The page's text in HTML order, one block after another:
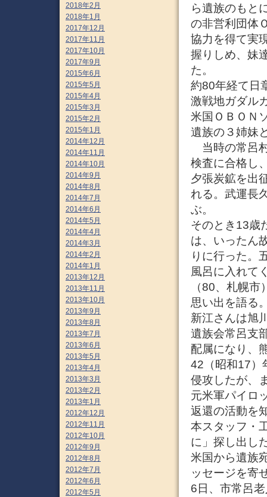
ら遺族のもと
の非営利団体
協力を得て実
握りしめ、妹
た。
約80年経て日
激戦地ガダル
米国ＯＢＯＮ
遺族の３姉妹
当時の常呂
検査に合格し
夕張炭鉱を出
れる。武運長
ぶ。
そのとき13歳
は、いったん
りに行った。
風呂に入れて
（80、札幌
思い出を語る
新江さんは旭
遺族会常呂支
配属になり、
42（昭和17）
侵攻したが、
元米軍パイロ
返還の活動を
本スタッフ・
に」探し出し
米国から遺族
ッセージを寄
6日、市常呂
2018年2月
2018年1月
2017年12月
2017年11月
2017年10月
2017年9月
2015年6月
2015年5月
2015年4月
2015年3月
2015年2月
2015年1月
2014年12月
2014年11月
2014年10月
2014年9月
2014年8月
2014年7月
2014年6月
2014年5月
2014年4月
2014年3月
2014年2月
2014年1月
2013年12月
2013年11月
2013年10月
2013年9月
2013年8月
2013年7月
2013年6月
2013年5月
2013年4月
2013年3月
2013年2月
2013年1月
2012年12月
2012年11月
2012年10月
2012年9月
2012年8月
2012年7月
2012年6月
2012年5月